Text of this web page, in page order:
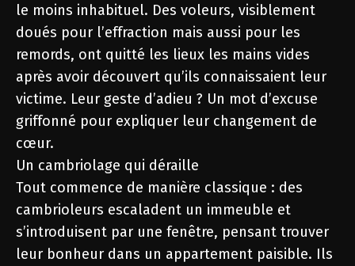
le moins inhabituel. Des voleurs, visiblement
doués pour l’effraction mais aussi pour les
remords, ont quitté les lieux les mains vides
après avoir découvert qu’ils connaissaient leur
victime. Leur geste d’adieu ? Un mot d’excuse
griffonné pour expliquer leur changement de
cœur.
Un cambriolage qui déraille
Tout commence de manière classique : des
cambrioleurs escaladent un immeuble et
s’introduisent par une fenêtre, pensant trouver
leur bonheur dans un appartement paisible. Ils